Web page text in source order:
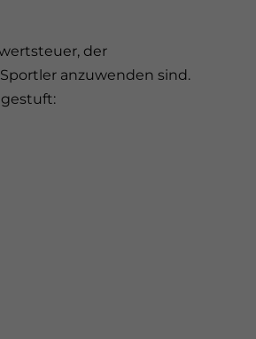
der
anzuwenden sind.